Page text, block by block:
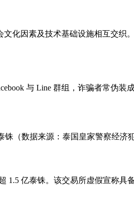
化因素及技术基础设施相互交织
与 Line 群组，诈骗者常伪装
（数据来源：泰国皇家警察经济
1.5 亿泰铢。该交易所虚假宣称具